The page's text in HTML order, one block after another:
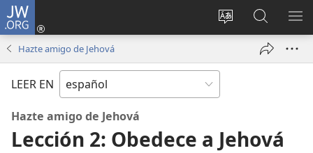
JW.ORG
Cambiar
del sitio
Iniciar
sesión
nueva
en
jw.org
Hazte amigo de Jehová
LEER EN
Hazte amigo de Jehová
Lección 2: Obedece a Jehová